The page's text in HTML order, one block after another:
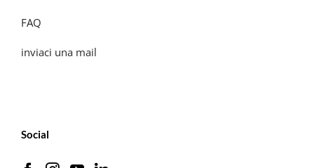
FAQ
inviaci una mail
Social